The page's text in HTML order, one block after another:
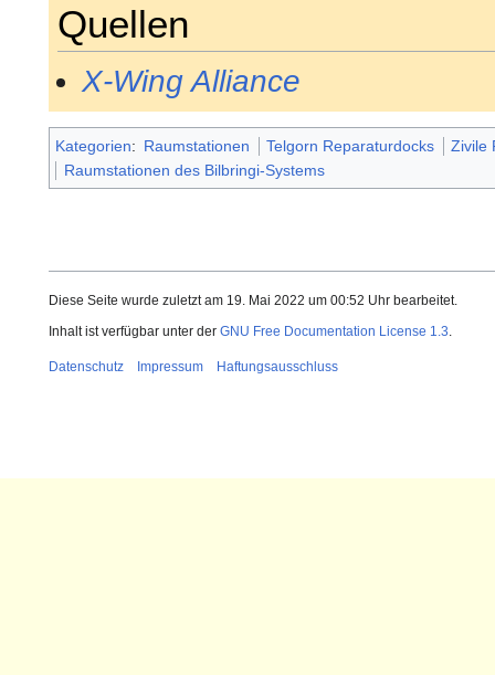
Quellen
X-Wing Alliance
Kategorien: Raumstationen Telgorn Reparaturdocks
Zivile
Raumstationen des Bilbringi-Systems
Diese Seite wurde zuletzt am 19. Mai 2022 um 00:52 Uhr bearbeitet.
Inhalt ist verfügbar unter der GNU Free Documentation License 1.3.
Datenschutz Impressum Haftungsausschluss